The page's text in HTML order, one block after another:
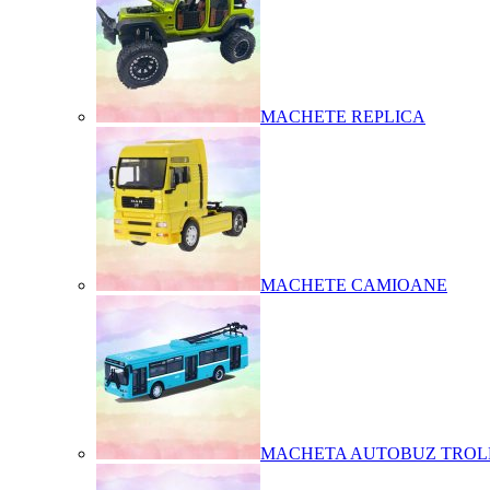
MACHETE REPLICA
MACHETE CAMIOANE
MACHETA AUTOBUZ